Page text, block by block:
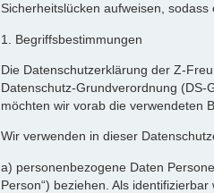
Sicherheitslücken aufweisen,
1. Begriffsbestimmungen
Die Datenschutzerklärung der Z-
Datenschutz-Grundverordnung (DS-
möchten wir vorab die verwendeten
Wir verwenden in dieser
a) personenbezogene Daten
Person“) beziehen. Als